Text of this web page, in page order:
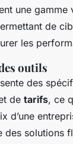
une gamme
de
les
outils
des
de tarifs, ce
d’une
des solutions